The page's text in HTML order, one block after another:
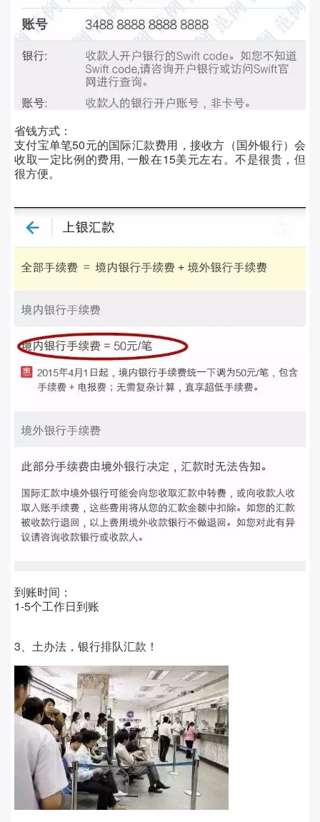
省钱方式：
支付宝单笔50元的国际汇款费用，接收方（国外银行）会
收取一定比例的费用, 一般在15美元左右。不是很贵，但
很方便。
到账时间：
1-5个工作日到账
3、土办法，银行排队汇款！